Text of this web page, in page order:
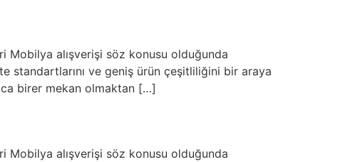
Mobilya alışverişi söz konusu olduğunda
standartlarını ve geniş ürün çeşitliliğini bir araya
birer mekan olmaktan […]
Mobilya alışverişi söz konusu olduğunda